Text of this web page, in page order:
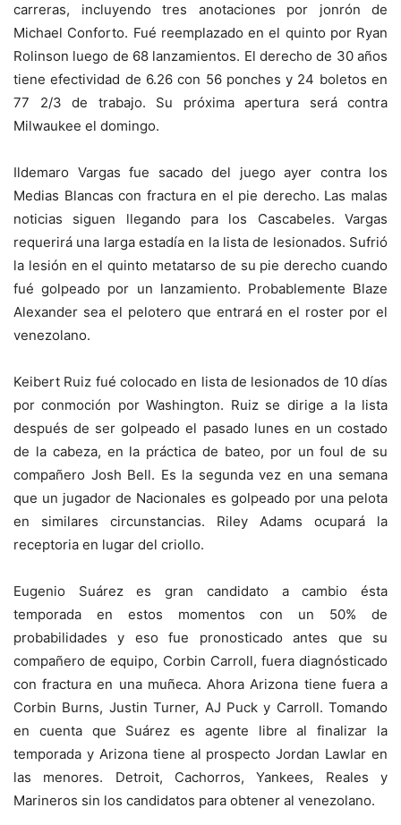
carreras, incluyendo tres anotaciones por jonrón de
Michael Conforto. Fué reemplazado en el quinto por Ryan
Rolinson luego de 68 lanzamientos. El derecho de 30 años
tiene efectividad de 6.26 con 56 ponches y 24 boletos en
77 2/3 de trabajo. Su próxima apertura será contra
Milwaukee el domingo.
Ildemaro Vargas fue sacado del juego ayer contra los
Medias Blancas con fractura en el pie derecho. Las malas
noticias siguen llegando para los Cascabeles. Vargas
requerirá una larga estadía en la lista de lesionados. Sufrió
la lesión en el quinto metatarso de su pie derecho cuando
fué golpeado por un lanzamiento. Probablemente Blaze
Alexander sea el pelotero que entrará en el roster por el
venezolano.
Keibert Ruiz fué colocado en lista de lesionados de 10 días
por conmoción por Washington. Ruiz se dirige a la lista
después de ser golpeado el pasado lunes en un costado
de la cabeza, en la práctica de bateo, por un foul de su
compañero Josh Bell. Es la segunda vez en una semana
que un jugador de Nacionales es golpeado por una pelota
en similares circunstancias. Riley Adams ocupará la
receptoria en lugar del criollo.
Eugenio Suárez es gran candidato a cambio ésta
temporada en estos momentos con un 50% de
probabilidades y eso fue pronosticado antes que su
compañero de equipo, Corbin Carroll, fuera diagnósticado
con fractura en una muñeca. Ahora Arizona tiene fuera a
Corbin Burns, Justin Turner, AJ Puck y Carroll. Tomando
en cuenta que Suárez es agente libre al finalizar la
temporada y Arizona tiene al prospecto Jordan Lawlar en
las menores. Detroit, Cachorros, Yankees, Reales y
Marineros sin los candidatos para obtener al venezolano.